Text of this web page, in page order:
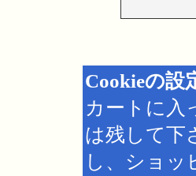
Cookieの設
カートに入
は残して下
し、ショッ